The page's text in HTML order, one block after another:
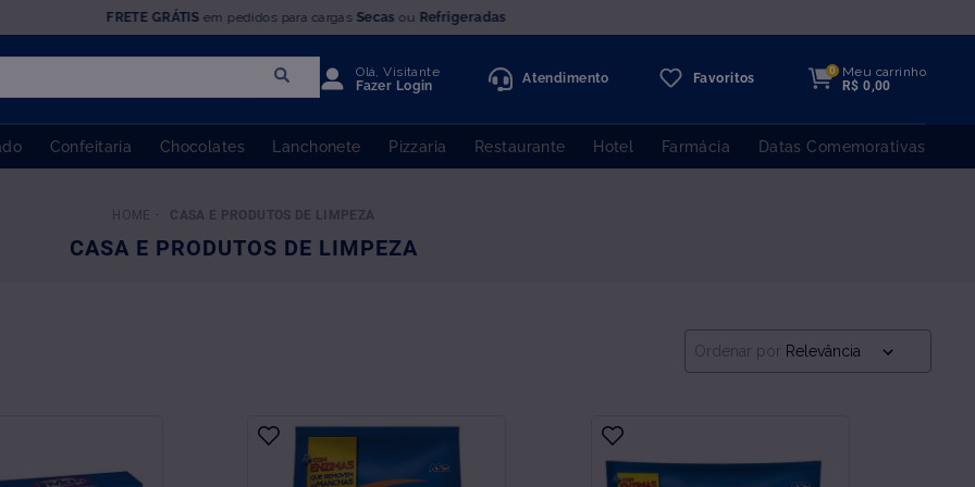
FRETE GRÁTISem pedidos para cargas Secas ou Refrigeradas
Olá, Visitante
Fazer Login
Atendimento Favoritos
0
Meu carrinho
R$ 0,00
Confeitaria Chocolates Lanchonete Pizzaria Restaurante Hotel Farmácia Datas Comemorativas
CASA E PRODUTOS DE LIMPEZA
CASA E PRODUTOS DE LIMPEZA
Ordenar por Relevância